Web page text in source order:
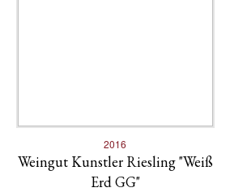
2016
Weingut Kunstler Riesling "Weiß
Erd GG"